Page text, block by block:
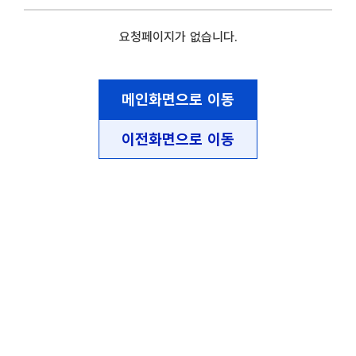
요청페이지가 없습니다.
메인화면으로 이동
이전화면으로 이동